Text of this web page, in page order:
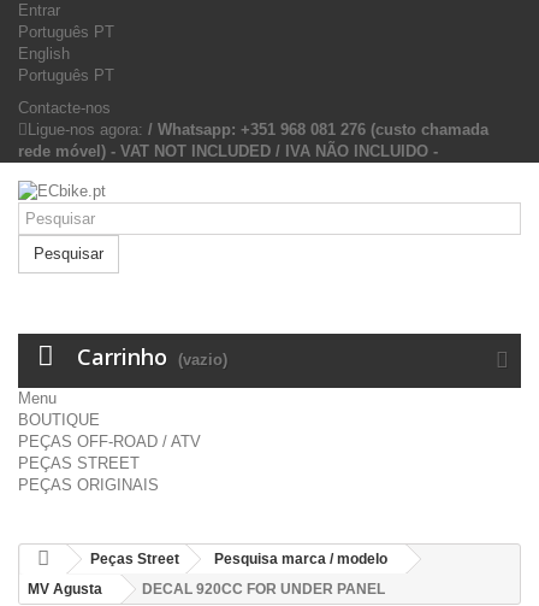
Entrar
Português PT
English
Português PT
Contacte-nos
Ligue-nos agora: / Whatsapp: +351 968 081 276 (custo chamada
rede móvel) - VAT NOT INCLUDED / IVA NÃO INCLUIDO -
Pesquisar
Carrinho (vazio)
Menu
BOUTIQUE
PEÇAS OFF-ROAD / ATV
PEÇAS STREET
PEÇAS ORIGINAIS
Peças Street
Pesquisa marca / modelo
MV Agusta
DECAL 920CC FOR UNDER PANEL